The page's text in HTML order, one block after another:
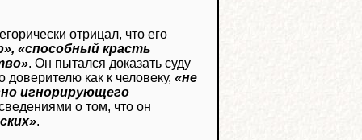
отрицал, что его
«способный красть
. Он пытался доказать суду
как к человеку, «не
игнорирующего
о том, что он
.